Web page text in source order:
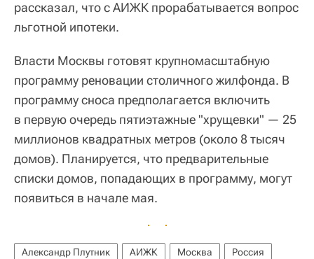
рассказал, что с АИЖК прорабатывается вопрос
льготной ипотеки.
Власти Москвы готовят крупномасштабную
программу реновации столичного жилфонда. В
программу сноса предполагается включить
в первую очередь пятиэтажные "хрущевки" — 25
миллионов квадратных метров (около 8 тысяч
домов). Планируется, что предварительные
списки домов, попадающих в программу, могут
появиться в начале мая.
Александр Плутник АИЖК Москва Россия